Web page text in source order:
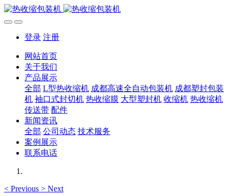
登录 注册
网站首页
关于我们
产品展示
全部 L型热收缩机 成都高速全自动包装机 成都塑封包装
机 袖口式封切机 热收缩膜 大型塑封机 收缩机 热收缩机
传送带 配件
新闻资讯
全部 公司动态 技术服务
案例展示
联系电话
< Previous > Next